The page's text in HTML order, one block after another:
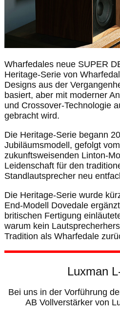
Wharfedales neue SUPER
Heritage-Serie von
Designs aus der
basiert, aber mit moderner
und Crossover-Technologie
gebracht wird.
Die Heritage-Serie begann
Jubiläumsmodell, gefolgt
zukunftsweisenden Linton-
Leidenschaft für den
Standlautsprecher neu
Die Heritage-Serie wurde
End-Modell Dovedale
britischen Fertigung
warum kein
Tradition als Wharfedale
Luxman
Bei uns in der Vorführung
AB Vollverstärker von